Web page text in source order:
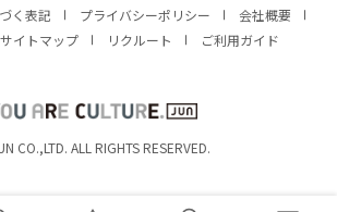
く表記 プライバシーポリシー
会社概要
サイトマップ リクルート ご利用ガイド
CO.,LTD. ALL RIGHTS RESERVED.